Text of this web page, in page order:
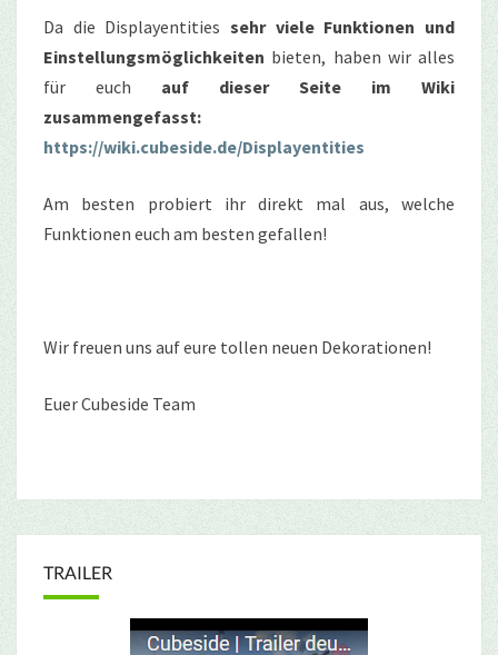
Da die Displayentities sehr viele Funktionen und
Einstellungsmöglichkeiten bieten, haben wir alles
für euch auf dieser Seite im Wiki
zusammengefasst:
https://wiki.cubeside.de/Displayentities
Am besten probiert ihr direkt mal aus, welche
Funktionen euch am besten gefallen!
Wir freuen uns auf eure tollen neuen Dekorationen!
Euer Cubeside Team
TRAILER